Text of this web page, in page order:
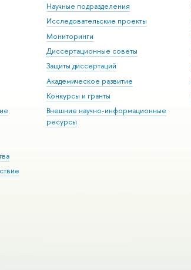
Научные подразделения
Исследовательские проекты
Мониторинги
Диссертационные советы
Защиты диссертаций
Академическое развитие
Конкурсы и гранты
Внешние научно-информационные
ресурсы